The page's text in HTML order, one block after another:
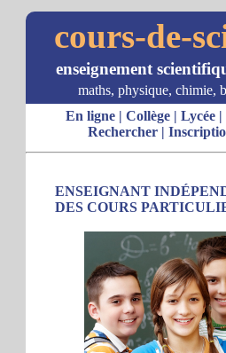
cours-de-
enseignement
maths, physique, chimie,
En ligne| Collège| Lycée|
Rechercher|
ENSEIGNANT
DES COURS